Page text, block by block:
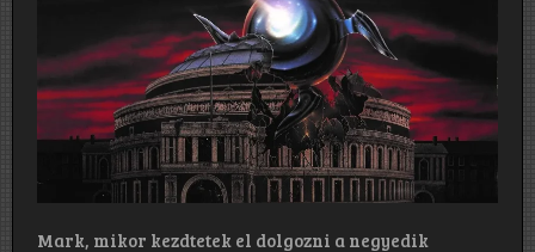
thrash/speed/heavy
metal
banda
volt.”
Mark, mikor kezdtetek el dolgozni a negyedik